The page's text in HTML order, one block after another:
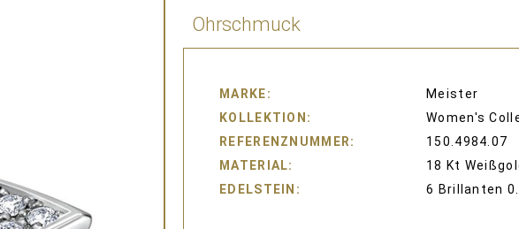
Ohrschmuck
MARKE
Meister
KOLLEKTION
Women's
REFERENZNUMMER
150.4984.07
MATERIAL
18 Kt
EDELSTEIN
6 Brillanten